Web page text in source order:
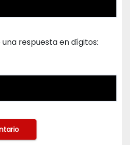
respuesta en dígitos: